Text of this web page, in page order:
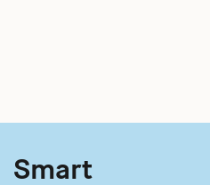
Smart